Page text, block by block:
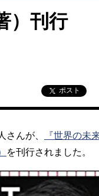
）刊行
ポスト
さんが、
『世界の
を刊行されました。